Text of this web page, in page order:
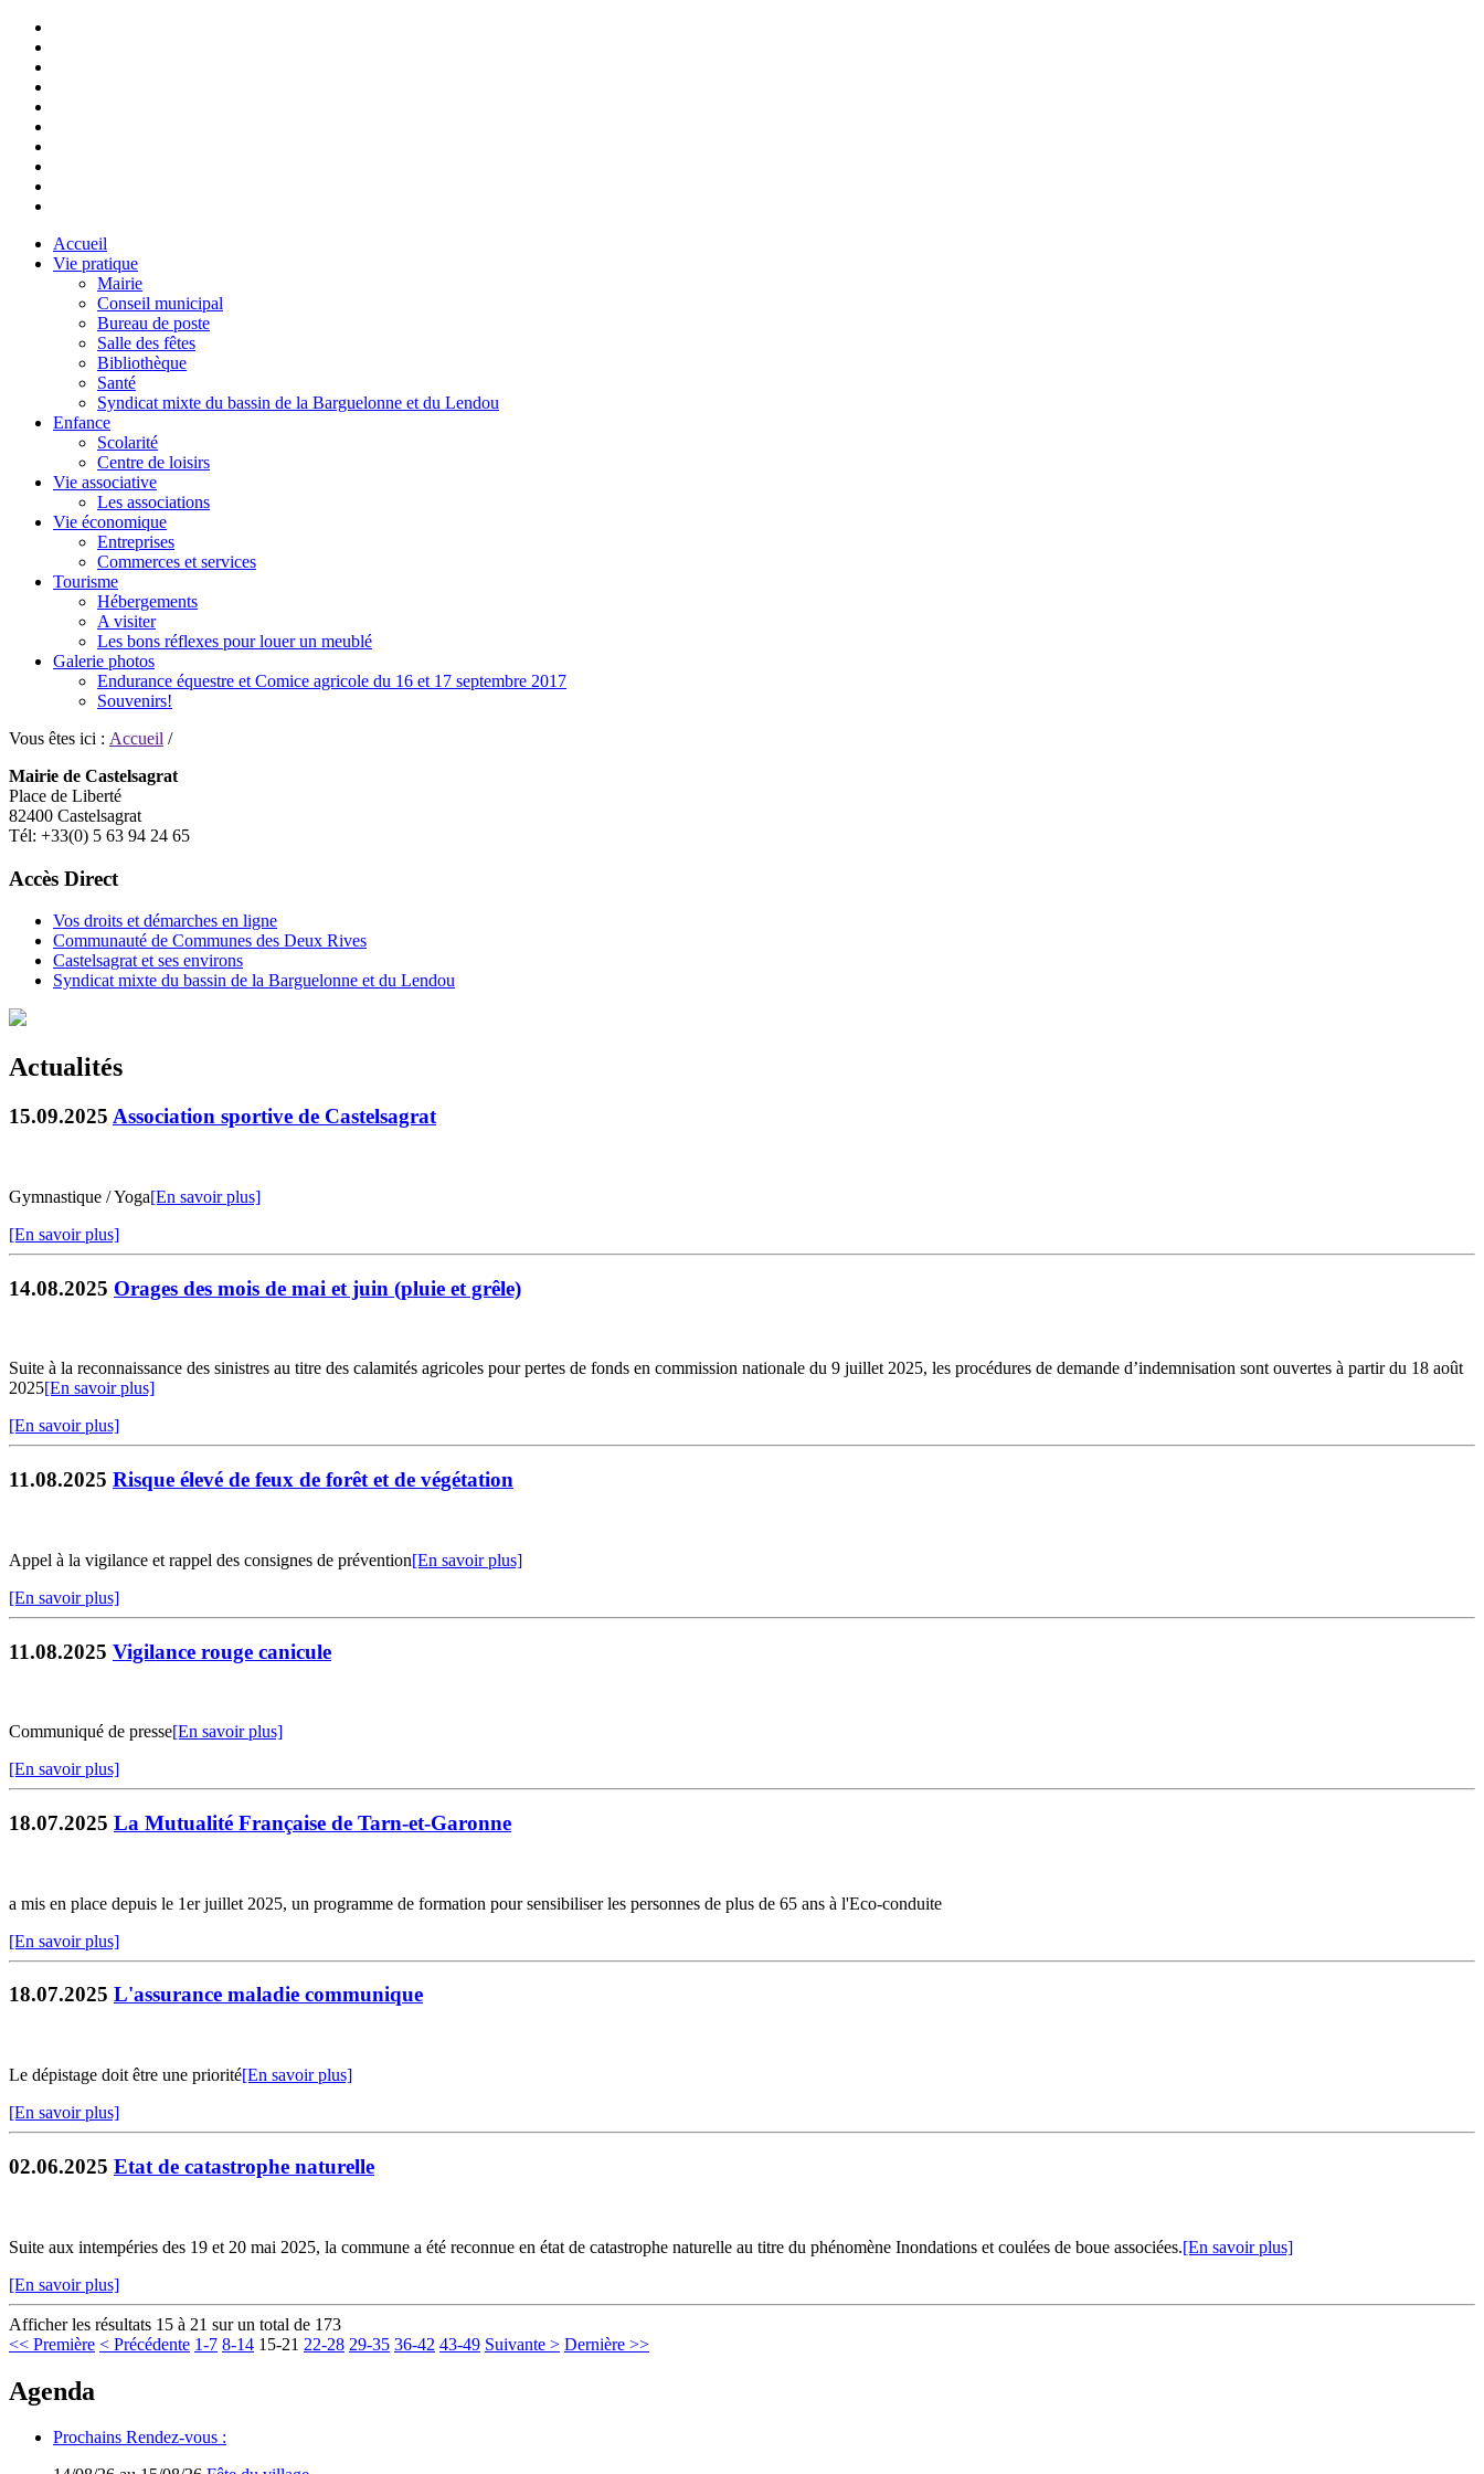
Accueil
Vie pratique
Mairie
Conseil municipal
Bureau de poste
Salle des fêtes
Bibliothèque
Santé
Syndicat mixte du bassin de la Barguelonne et du Lendou
Enfance
Scolarité
Centre de loisirs
Vie associative
Les associations
Vie économique
Entreprises
Commerces et services
Tourisme
Hébergements
A visiter
Les bons réflexes pour louer un meublé
Galerie photos
Endurance équestre et Comice agricole du 16 et 17 septembre 2017
Souvenirs!
Vous êtes ici : Accueil /
Mairie de Castelsagrat
Place de Liberté
82400 Castelsagrat
Tél: +33(0) 5 63 94 24 65
Accès Direct
Vos droits et démarches en ligne
Communauté de Communes des Deux Rives
Castelsagrat et ses environs
Syndicat mixte du bassin de la Barguelonne et du Lendou
Actualités
15.09.2025 Association sportive de Castelsagrat
Gymnastique / Yoga[En savoir plus]
[En savoir plus]
14.08.2025 Orages des mois de mai et juin (pluie et grêle)
Suite à la reconnaissance des sinistres au titre des calamités agricoles pour pertes de fonds en commission nationale du 9 juillet 2025, les procédures de demande d’indemnisation sont ouvertes à partir du 18 août
2025[En savoir plus]
[En savoir plus]
11.08.2025 Risque élevé de feux de forêt et de végétation
Appel à la vigilance et rappel des consignes de prévention[En savoir plus]
[En savoir plus]
11.08.2025 Vigilance rouge canicule
Communiqué de presse[En savoir plus]
[En savoir plus]
18.07.2025 La Mutualité Française de Tarn-et-Garonne
a mis en place depuis le 1er juillet 2025, un programme de formation pour sensibiliser les personnes de plus de 65 ans à l'Eco-conduite
[En savoir plus]
18.07.2025 L'assurance maladie communique
Le dépistage doit être une priorité[En savoir plus]
[En savoir plus]
02.06.2025 Etat de catastrophe naturelle
Suite aux intempéries des 19 et 20 mai 2025, la commune a été reconnue en état de catastrophe naturelle au titre du phénomène Inondations et coulées de boue associées.[En savoir plus]
[En savoir plus]
Afficher les résultats 15 à 21 sur un total de 173
<< Première < Précédente 1-7 8-14 15-21 22-28 29-35 36-42 43-49 Suivante > Dernière >>
Agenda
Prochains Rendez-vous :